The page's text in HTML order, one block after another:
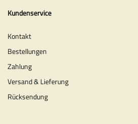
Kundenservice
Kontakt
Bestellungen
Zahlung
Versand & Lieferung
Rücksendung